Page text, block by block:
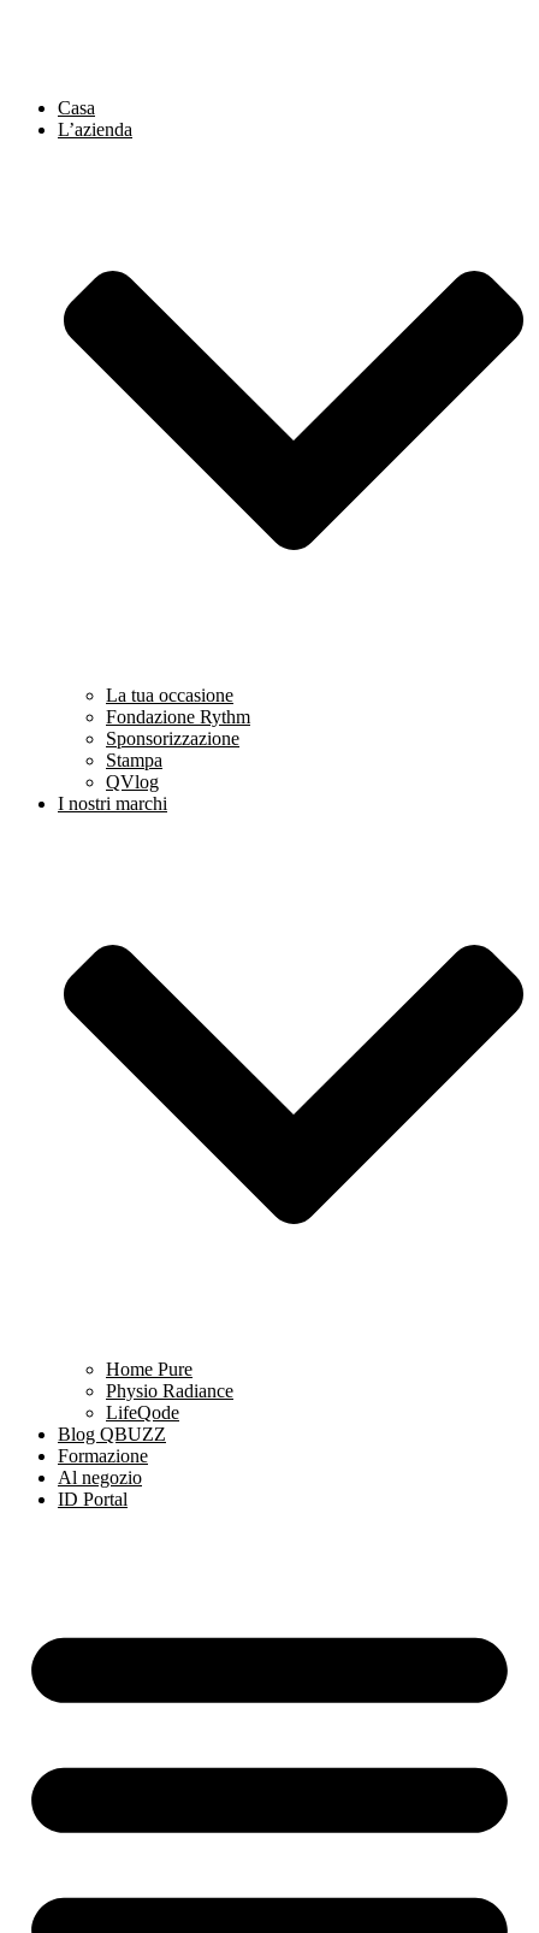
Casa
L’azienda
La tua occasione
Fondazione Rythm
Sponsorizzazione
Stampa
QVlog
I nostri marchi
Home Pure
Physio Radiance
LifeQode
Blog QBUZZ
Formazione
Al negozio
ID Portal